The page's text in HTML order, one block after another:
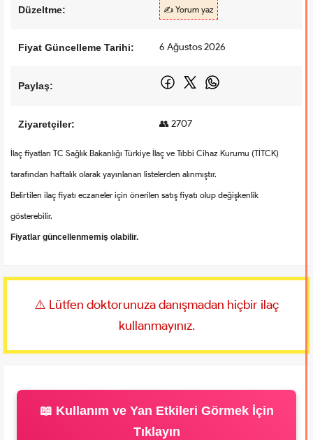
Düzeltme: ✍️ Yorum yaz
Fiyat Güncelleme Tarihi: 6 Ağustos 2026
Paylaş:
Ziyaretçiler: 👥 2707
İlaç fiyatları TC Sağlık Bakanlığı Türkiye İlaç ve Tıbbi Cihaz Kurumu (TİTCK)
tarafından haftalık olarak yayınlanan listelerden alınmıştır.
Belirtilen ilaç fiyatı eczaneler için önerilen satış fiyatı olup değişkenlik
gösterebilir.
Fiyatlar güncellenmemiş olabilir.
⚠️ Lütfen doktorunuza danışmadan hiçbir ilaç
kullanmayınız.
📖 Kullanım ve Yan Etkileri Görmek İçin
Tıklayın